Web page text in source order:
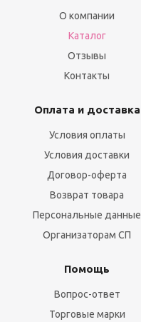
О компании
Каталог
Отзывы
Контакты
Оплата и доставка
Условия оплаты
Условия доставки
Договор-оферта
Возврат товара
Персональные данные
Организаторам СП
Помощь
Вопрос-ответ
Торговые марки